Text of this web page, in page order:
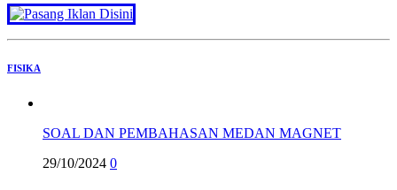
FISIKA
SOAL DAN PEMBAHASAN MEDAN MAGNET
29/10/2024 0